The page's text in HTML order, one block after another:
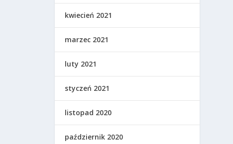
kwiecień 2021
marzec 2021
luty 2021
styczeń 2021
listopad 2020
październik 2020